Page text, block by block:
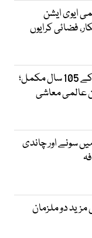
ایوی ایشن
فضائی کرایوں
کمیونسٹ پارٹی آف چائنا کے 105 سال مکمل؛
عالمی معاشی
سونے اور چاندی
دو ملزمان